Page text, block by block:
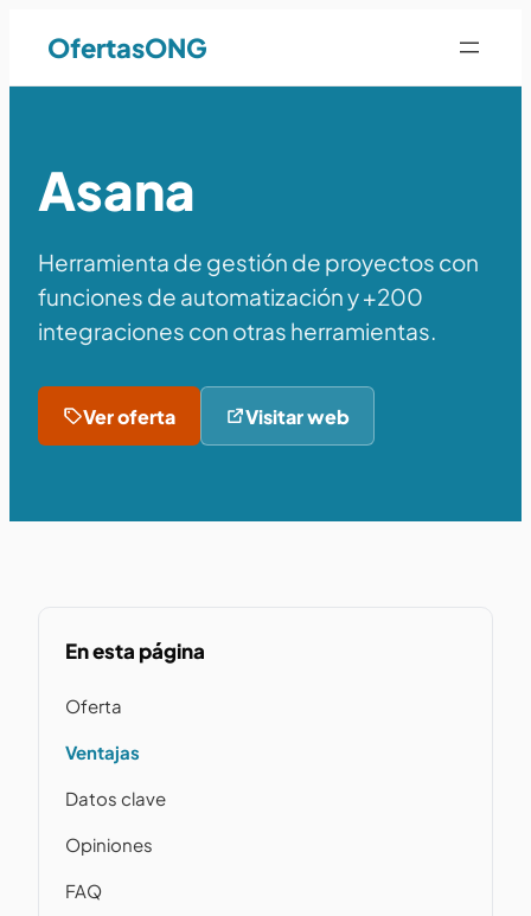
OfertasONG
Asana
Herramienta de gestión de proyectos con
funciones de automatización y +200
integraciones con otras herramientas.
Ver oferta Visitar web
En esta página
Oferta
Ventajas
Datos clave
Opiniones
FAQ